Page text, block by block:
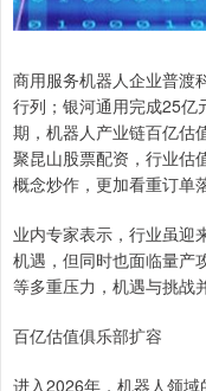
商用服务机器人企业普渡
行列；银河通用完成25
期，机器人产业链百亿估
聚昆山股票配资，行业估
概念炒作，更加看重订单
业内专家表示，行业虽迎
机遇，但同时也面临量产
等多重压力，机遇与挑战
百亿估值俱乐部扩容
进入2026年，机器人领